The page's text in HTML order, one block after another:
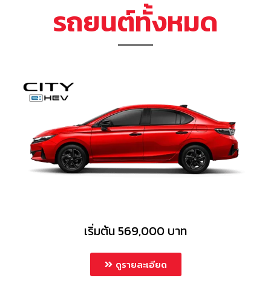
รถยนต์ทั้งหมด
เริ่มต้น 569,000 บาท
ดูรายละเอียด